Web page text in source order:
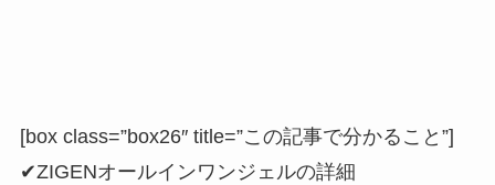
[box class=”box26″ title=”この記事で分かること”]
✔ZIGENオールインワンジェルの詳細